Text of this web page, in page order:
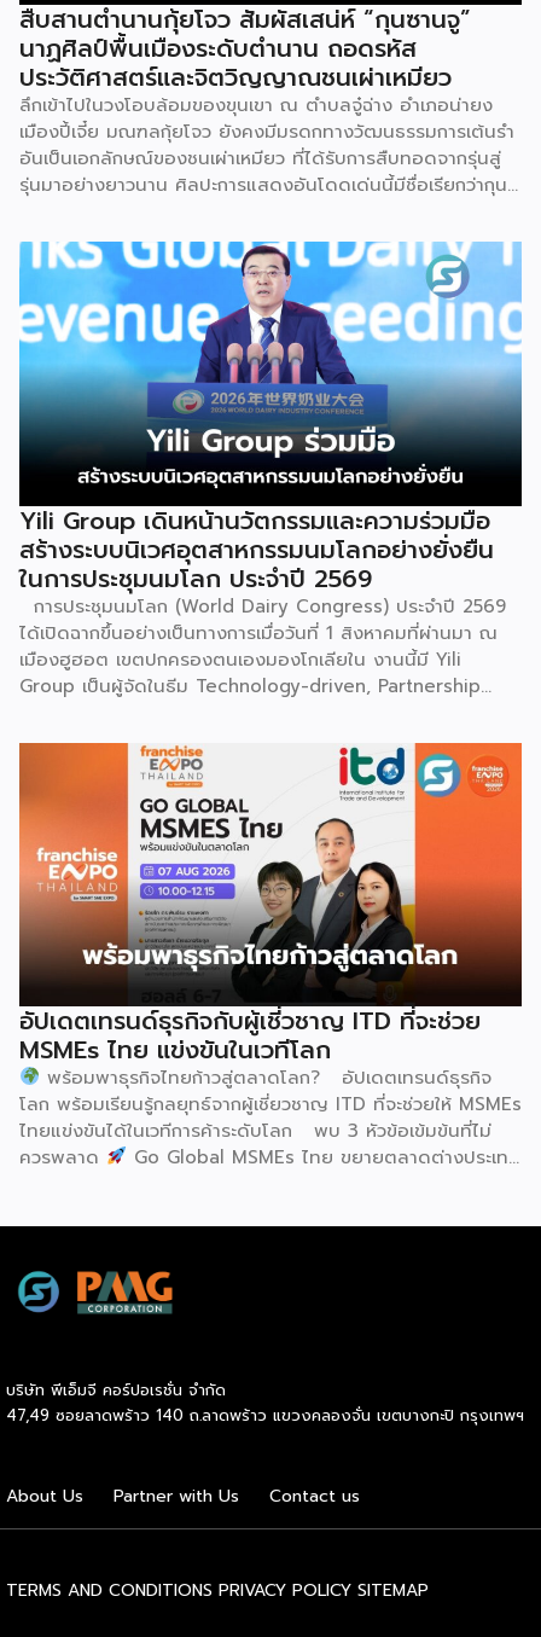
สืบสานตำนานกุ้ยโจว สัมผัสเสน่ห์ “กุนซานจู”
นาฏศิลป์พื้นเมืองระดับตำนาน ถอดรหัส
ประวัติศาสตร์และจิตวิญญาณชนเผ่าเหมียว
ลึกเข้าไปในวงโอบล้อมของขุนเขา ณ ตำบลจู๋ฉ่าง อำเภอน่ายง
เมืองปี้เจี๋ย มณฑลกุ้ยโจว ยังคงมีมรดกทางวัฒนธรรมการเต้นรำ
อันเป็นเอกลักษณ์ของชนเผ่าเหมียว ที่ได้รับการสืบทอดจากรุ่นสู่
รุ่นมาอย่างยาวนาน ศิลปะการแสดงอันโดดเด่นนี้มีชื่อเรียกว่ากุน
โจว” ซึ่งทรงคุณค่าเป็นยิ่งกว่าการแสดง เพราะทำหน้าที่จดบันทึก
ประวัติศาสตร์การอพยพย้ายถิ่นฐาน สะท้อนภูมิปัญญาทาง
วัฒนธรรมอันรุ่มรวย และตอกย้ำจิตวิญญาณอันแข็งแกร่งของ
ชนเผ่าเหมียวไว้ได้อย่างงดงาม ตำนานเล่าว่า ยามอพยพย้าย
ถิ่นฐานในอดีตกาล เส้นทางของชาวเหมียวต้องเผชิญกับเทือกเขา
สูงชันและพงหนามรกร้าง เพื่อเปิดทางให้เพื่อนพ้องเดินทางผ่าน
พงไพร เหล่าผู้กล้าหาญจึงใช้ร่างกายของตนกลิ้งทับพงหนาม
อย่างไม่เกรงกลัวเพื่อถางทางให้คนในเผ่า ด้วยเหตุนี้ คนรุ่นหลังจึง
ได้จำลองท่วงท่าการกลิ้งตัวดังกล่าวมาต่อยอดและรังสรรค์เป็น
ระบำลู่เซิงอันเป็นเอกลักษณ์ เพื่อรำลึกถึงความกล้าหาญและหยาด
เหงื่อแรงกายของบรรพบุรุษ โดยทุกท่วงท่าการกลิ้งตัวคือการ
คารวะต่อบรรพชน และทุกการกระโดดสะท้อนถึงจิตวิญญาณอัน
แรงกล้าของชนเผ่าเหมียว กุนซานจูถือเป็นหนึ่งในศิลปะการ
เต้นรำที่ปราบเซียนและท้าทายที่สุดของชนเผ่าเหมียว ผู้แสดงจะ
สวมเสื้อนอกสีขาวปักลายอันประณีต และสวมหมวกขนไก่ฟ้า
พร้อมบรรเลงลู่เซิงแบบ 6 ท่อ จุดที่ท้าทายที่สุดคือเสียงเพลงจะ
ต้องพลิ้วไหวอย่างต่อเนื่อง นักเต้นจึงต้องเป่าลู่เซิงอย่าง
สม่ำเสมอโดยไม่สะดุด แม้ในยามที่ต้องโลดโผนด้วยท่วงท่าที่ยาก
ผ่านชามใส่น้ำที่วางเรียงเอาไว้ โดยต้องทรงตัวด้วยความแม่นยำ
อย่างน่าอัศจรรย์ พร้อมรังสรรค์ลีลาท่ารำอันตื่นตาตื่นใจ ไม่ว่าจะ
เป็นท่านางแอ่นบิน พีระมิดมนุษย์ หรือท่ามังกรพลิกกาย การ
ผสานท่วงทำนอง การเคลื่อนไหว ลมหายใจ และพละกำลังเข้าด้วย
กันอย่างสมบูรณ์แบบนี้เอง ที่หล่อหลอมให้เกิดเป็นสุนทรียศาสตร์
อันเป็นเอกลักษณ์ของศิลปะโบราณชนิดนี้ นับตั้งแต่คริสต์
ทศวรรษ 1990 เป็นต้นมา กุนซานจูได้รับการยอมรับอย่างกว้าง
ขวางทั้งในและต่างประเทศ […]
Yili Group เดินหน้านวัตกรรมและความร่วมมือ
สร้างระบบนิเวศอุตสาหกรรมนมโลกอย่างยั่งยืน
ในการประชุมนมโลก ประจำปี 2569
การประชุมนมโลก (World Dairy Congress) ประจำปี 2569
ได้เปิดฉากขึ้นอย่างเป็นทางการเมื่อวันที่ 1 สิงหาคมที่ผ่านมา ณ
เมืองฮูฮอต เขตปกครองตนเองมองโกเลียใน งานนี้มี Yili
Group เป็นผู้จัดในธีม Technology-driven, Partnership
Ecosystem (ขับเคลื่อนด้วยเทคโนโลยี มุ่งกระชับความร่วมมือ
สร้างระบบนิเวศอุตสาหกรรมนมโลกอย่างยั่งยืน) ถือเป็นเวทีระดับ
โลกที่รวบรวมผู้นำจากสมาคมการค้านานาชาติ นักวิชาการ และผู้
บริหารระดับสูงตลอดห่วงโซ่คุณค่าของอุตสาหกรรมนมทั่วโลก
ฮูฮอตขึ้นแท่นเมืองหลวงแห่งอุตสาหกรรมนมโลกอย่างเป็น
ทางการ ในพิธีเปิดการประชุม สหพันธ์วิทยาศาสตร์และ
เทคโนโลยีการอาหารนานาชาติ (IUFoST) ได้มอบป้ายประกาศ
เกียรติคุณและรางวัลที่ระลึก เพื่อรับรองให้เมืองฮูฮอตดำรง
ตำแหน่ง World Dairy Capital หรือเมืองหลวงแห่ง
อุตสาหกรรมนมโลก อย่างเป็นทางการ ดร.ภาวิณี ชินะโชติ
ประธานบริหาร IUFoST กล่าวในพิธีเปิดว่า การมอบตำแหน่งดัง
กล่าวถือเป็นสัญญาณแห่งความสำเร็จที่สะท้อนความมุ่งมั่นทุ่มเท
ของเมืองฮูฮอตในการยกระดับอุตสาหกรรมนม พร้อมกล่าวเสริม
ว่า รางวัลอันทรงเกียรตินี้ยังมุ่งหวังให้เป็นแรงขับเคลื่อนแก่
องค์กรระดับแถวหน้าอย่าง Yili Group […]
อัปเดตเทรนด์ธุรกิจกับผู้เชี่วชาญ ITD ที่จะช่วย
MSMEs ไทย แข่งขันในเวทีโลก
พร้อมพาธุรกิจไทยก้าวสู่ตลาดโลก? อัปเดตเทรนด์ธุรกิจ
โลก พร้อมเรียนรู้กลยุทธ์จากผู้เชี่ยวชาญ ITD ที่จะช่วยให้ MSMEs
ไทยแข่งขันได้ในเวทีการค้าระดับโลก พบ 3 หัวข้อเข้มข้นที่ไม่
ควรพลาด
Go Global MSMEs ไทย ขยายตลาดต่างประเทศ
ธุรกิจ ผู้ประกอบการ และผู้ที่กำลังวางแผนขยายตลาด
สิงหาคม 2569 | 10.00 – 12.15 น.
บริษัท พีเอ็มจี คอร์ปอเรชั่น จำกัด
47,49 ซอยลาดพร้าว 140 ถ.ลาดพร้าว แขวงคลองจั่น เขตบางกะปิ กรุงเทพฯ
About Us Partner with Us Contact us
TERMS AND CONDITIONS PRIVACY POLICY SITEMAP